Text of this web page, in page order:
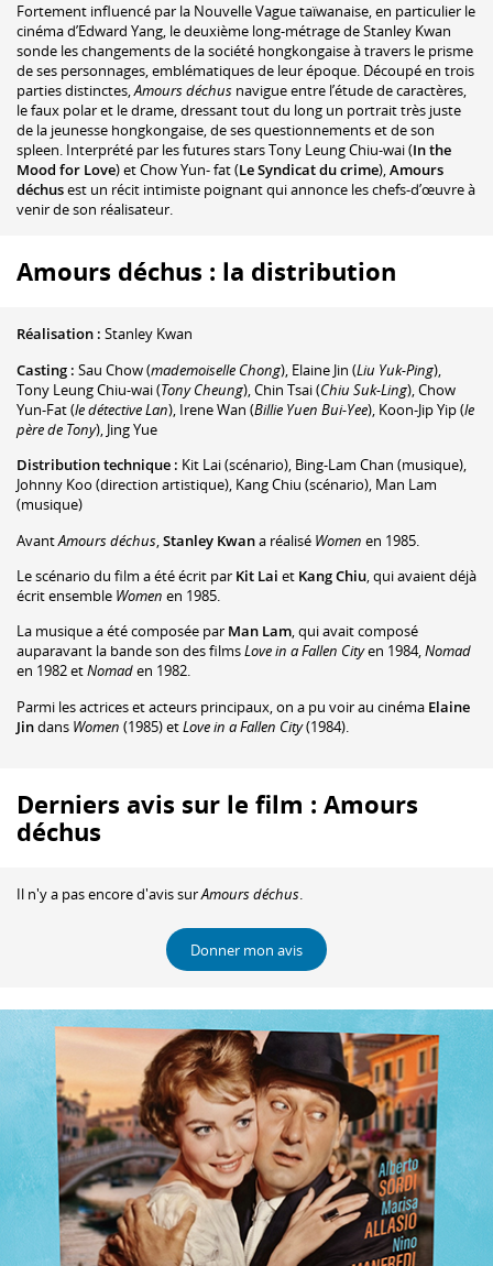
Fortement influencé par la Nouvelle Vague taïwanaise, en particulier le
cinéma d’Edward Yang, le deuxième long-métrage de Stanley Kwan
sonde les changements de la société hongkongaise à travers le prisme
de ses personnages, emblématiques de leur époque. Découpé en trois
parties distinctes,Amours déchus navigue entre l’étude de caractères,
le faux polar et le drame, dressant tout du long un portrait très juste
de la jeunesse hongkongaise, de ses questionnements et de son
spleen. Interprété par les futures stars Tony Leung Chiu-wai (In the
Mood for Love) et Chow Yun- fat (Le Syndicat du crime),Amours
déchusest un récit intimiste poignant qui annonce les chefs-d’œuvre à
venir de son réalisateur.
Amours déchus : la distribution
Réalisation : Stanley Kwan
Casting : Sau Chow(mademoiselle Chong), Elaine Jin (Liu Yuk-Ping),
Tony Leung Chiu-wai(Tony Cheung),Chin Tsai(Chiu Suk-Ling),Chow
Yun-Fat(le détective Lan), Irene Wan (Billie Yuen Bui-Yee), Koon-Jip Yip(le
père de Tony), Jing Yue
Distribution technique : Kit Lai(scénario), Bing-Lam Chan (musique),
Johnny Koo (direction artistique), Kang Chiu (scénario), Man Lam
(musique)
AvantAmours déchus Stanley Kwana réalisé Women en 1985.
Le scénario du film a été écrit par Kit Lai et Kang Chiu, qui avaient déjà
écrit ensemble Women en 1985.
La musique a été composée par Man Lam, qui avait composé
auparavant la bande son des filmsLove in a Fallen Cityen 1984,Nomad
en 1982 etNomaden 1982.
Parmi les actrices et acteurs principaux, on a pu voir au cinéma Elaine
Jindans Women (1985) etLove in a Fallen City(1984).
Derniers avis sur le film : Amours
déchus
Il n'y a pas encore d'avis surAmours déchus.
Donner mon avis